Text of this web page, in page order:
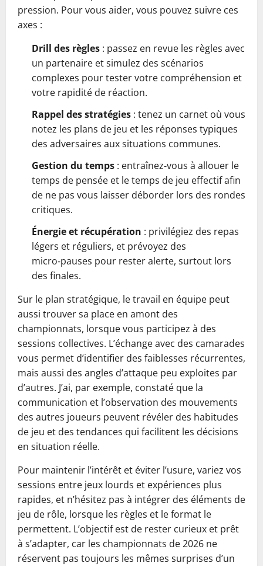
pression. Pour vous aider, vous pouvez suivre ces
axes :
Drill des règles : passez en revue les règles avec
un partenaire et simulez des scénarios
complexes pour tester votre compréhension et
votre rapidité de réaction.
Rappel des stratégies : tenez un carnet où vous
notez les plans de jeu et les réponses typiques
des adversaires aux situations communes.
Gestion du temps : entraînez‑vous à allouer le
temps de pensée et le temps de jeu effectif afin
de ne pas vous laisser déborder lors des rondes
critiques.
Énergie et récupération : privilégiez des repas
légers et réguliers, et prévoyez des
micro‑pauses pour rester alerte, surtout lors
des finales.
Sur le plan stratégique, le travail en équipe peut
aussi trouver sa place en amont des
championnats, lorsque vous participez à des
sessions collectives. L’échange avec des camarades
vous permet d’identifier des faiblesses récurrentes,
mais aussi des angles d’attaque peu exploites par
d’autres. J’ai, par exemple, constaté que la
communication et l’observation des mouvements
des autres joueurs peuvent révéler des habitudes
de jeu et des tendances qui facilitent les décisions
en situation réelle.
Pour maintenir l’intérêt et éviter l’usure, variez vos
sessions entre jeux lourds et expériences plus
rapides, et n’hésitez pas à intégrer des éléments de
jeu de rôle, lorsque les règles et le format le
permettent. L’objectif est de rester curieux et prêt
à s’adapter, car les championnats de 2026 ne
réservent pas toujours les mêmes surprises d’un